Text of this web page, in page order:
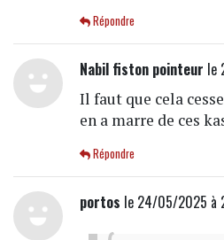
Répondre
Nabil fiston pointeur le
Il faut que cela
en a marre de ces
Répondre
portos le 24/05/2025 à